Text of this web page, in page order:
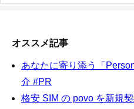
オススメ記事
あなたに寄り添う「
介 #PR
格安 SIM の povo を新規